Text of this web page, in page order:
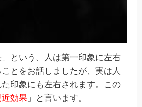
という、人は第一印象に左右
とをお話しましたが、実は人
印象にも左右されます。この
近効果 」と言います。